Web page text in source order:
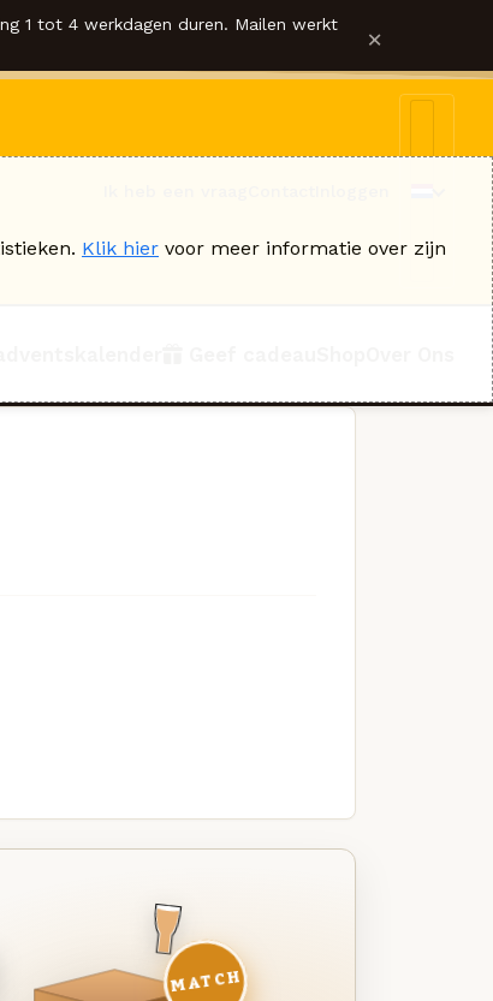
1 tot 4 werkdagen duren. Mailen werkt ×
MATCH
Klik hier voor meer informatie over zijn